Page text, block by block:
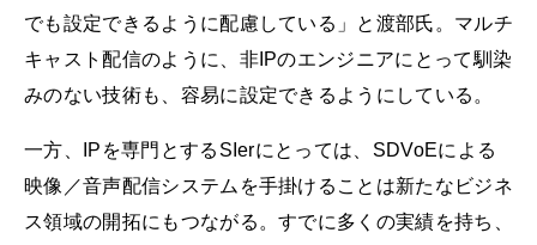
でも設定できるように配慮している」と渡部氏。マルチ
キャスト配信のように、非IPのエンジニアにとって馴染
みのない技術も、容易に設定できるようにしている。
一方、IPを専門とするSIerにとっては、SDVoEによる
映像／音声配信システムを手掛けることは新たなビジネ
ス領域の開拓にもつながる。すでに多くの実績を持ち、